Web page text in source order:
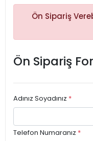
Ön Sipariş
Ön Sipariş
Adınız Soyadınız *
Telefon Numaranız *